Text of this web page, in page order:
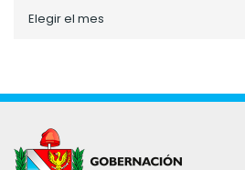
porElegir el mes